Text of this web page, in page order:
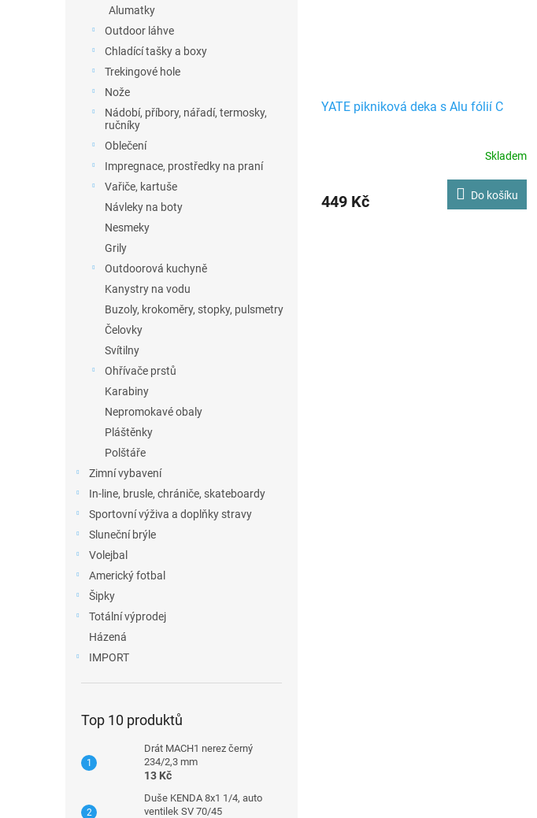
Alumatky
Outdoor láhve
Chladící tašky a boxy
Trekingové hole
Nože
Nádobí, příbory, nářadí, termosky,
ručníky
Oblečení
Impregnace, prostředky na praní
Vařiče, kartuše
Návleky na boty
Nesmeky
Grily
Outdoorová kuchyně
Kanystry na vodu
Buzoly, krokoměry, stopky, pulsmetry
Čelovky
Svítilny
Ohřívače prstů
Karabiny
Nepromokavé obaly
Pláštěnky
Polštáře
Zimní vybavení
In-line, brusle, chrániče, skateboardy
Sportovní výživa a doplňky stravy
Sluneční brýle
Volejbal
Americký fotbal
Šipky
Totální výprodej
Házená
IMPORT
Top 10 produktů
Drát MACH1 nerez černý
234/2,3 mm
13 Kč
Duše KENDA 8x1 1/4, auto
ventilek SV 70/45
YATE pikniková deka s Alu fólií C
Skladem
449 Kč Do košíku